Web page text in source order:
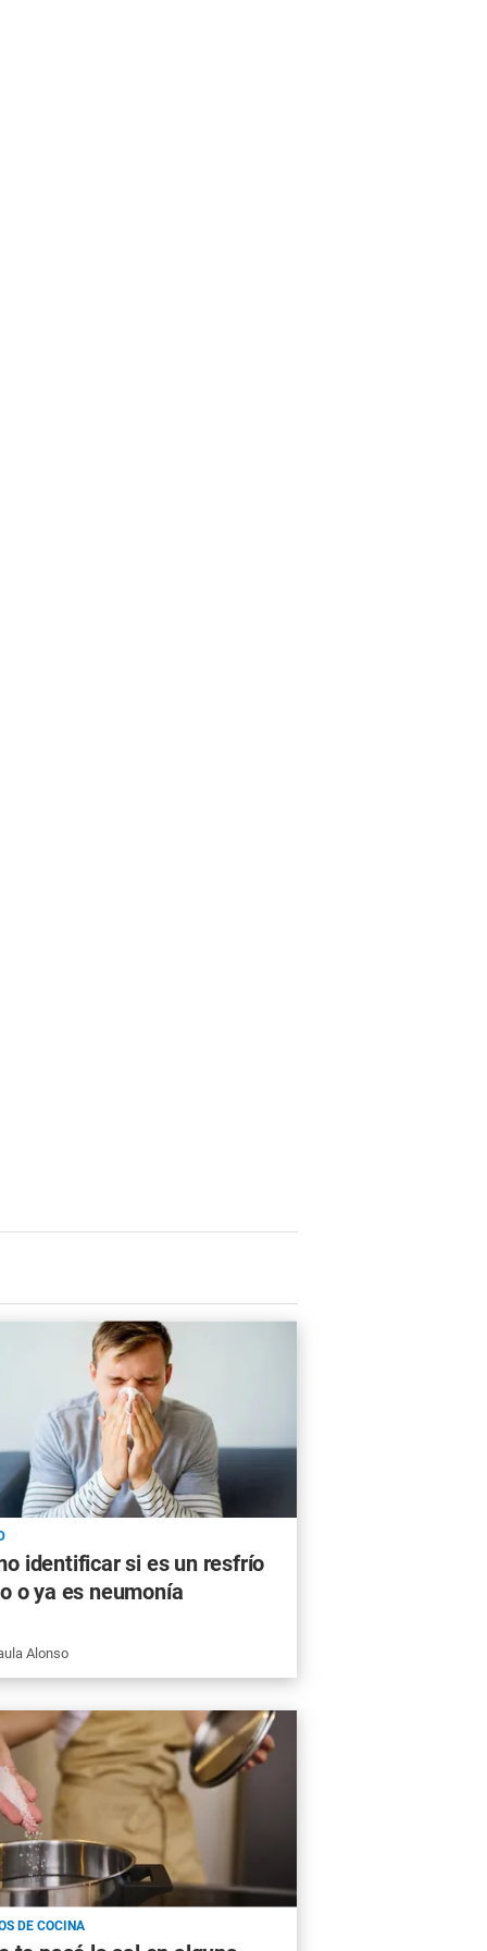
identificar si es un resfrío
o ya es neumonía
Alonso
DE COCINA